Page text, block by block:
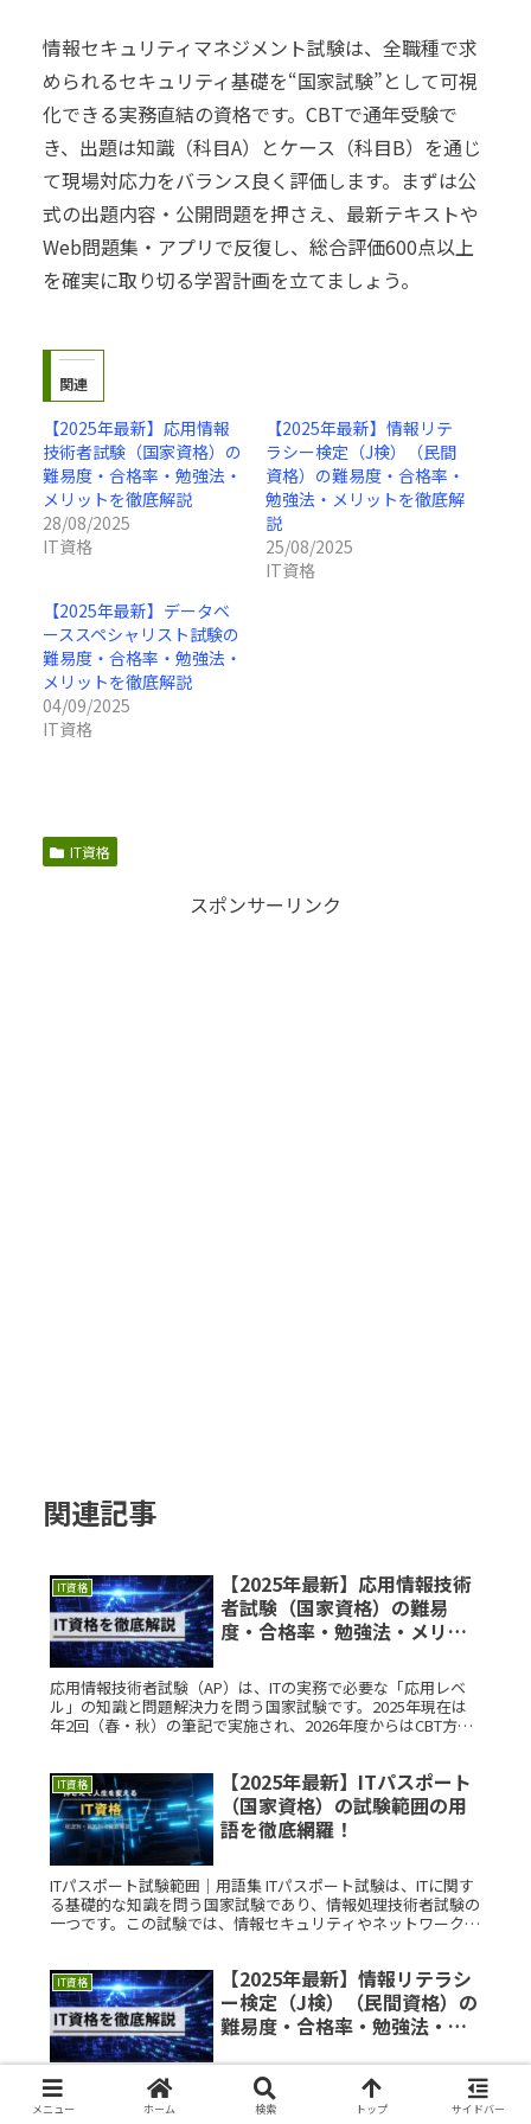
情報セキュリティマネジメント試験は、全職種で求
められるセキュリティ基礎を“国家試験”として可視
化できる実務直結の資格です。CBTで通年受験で
き、出題は知識（科目A）とケース（科目B）を通じ
て現場対応力をバランス良く評価します。まずは公
式の出題内容・公開問題を押さえ、最新テキストや
Web問題集・アプリで反復し、総合評価600点以上
を確実に取り切る学習計画を立てましょう。
関連
【2025年最新】応用情報
技術者試験（国家資格）の
難易度・合格率・勉強法・
メリットを徹底解説
28/08/2025
IT資格
【2025年最新】情報リテ
ラシー検定（J検）（民間
資格）の難易度・合格率・
勉強法・メリットを徹底解
説
25/08/2025
IT資格
【2025年最新】データベ
ーススペシャリスト試験の
難易度・合格率・勉強法・
メリットを徹底解説
04/09/2025
IT資格
IT資格
スポンサーリンク
関連記事
IT資格
【2025年最新】応用情報技術
者試験（国家資格）の難易
度・合格率・勉強法・メリッ
応用情報技術者試験（AP）は、ITの実務で必要な「応用レベ
ル」の知識と問題解決力を問う国家試験です。2025年現在は
年2回（春・秋）の筆記で実施され、2026年度からはCBT方式
IT資格
【2025年最新】ITパスポート
（国家資格）の試験範囲の用
語を徹底網羅！
ITパスポート試験範囲｜用語集 ITパスポート試験は、ITに関す
る基礎的な知識を問う国家試験であり、情報処理技術者試験の
一つです。この試験では、情報セキュリティやネットワーク、
IT資格
【2025年最新】情報リテラシ
ー検定（J検）（民間資格）の
難易度・合格率・勉強法・メ
情報リテラシー検定（通称：J検）は、文部科学省後援の民間
検定「情報検定（J検）」のうち、情報リテラシー領域を測る
メニュー ホーム 検索 トップ サイドバー